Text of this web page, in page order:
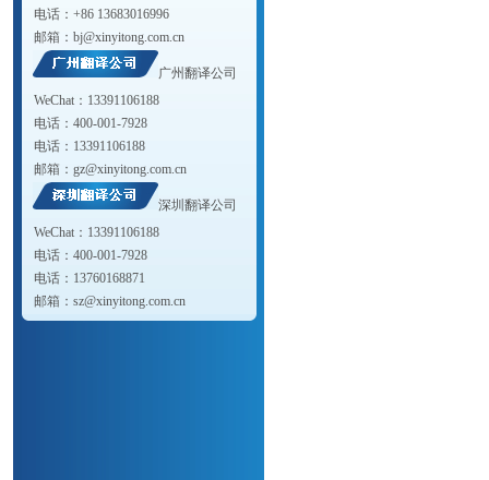
电话：+86 13683016996
邮箱： bj@xinyitong.com.cn
广州翻译公司
WeChat：13391106188
电话：400-001-7928
电话：13391106188
邮箱： gz@xinyitong.com.cn
深圳翻译公司
WeChat：13391106188
电话：400-001-7928
电话：13760168871
邮箱： sz@xinyitong.com.cn